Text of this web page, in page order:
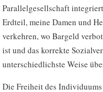
Parallelgesellschaft
Erdteil, meine Damen und
verkehren, wo Bargeld
ist und das korrekte
unterschiedlichste Weise
Die Freiheit des